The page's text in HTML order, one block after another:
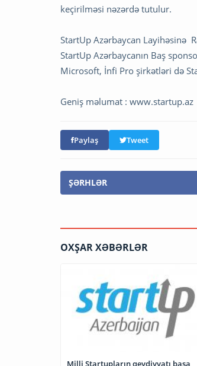
keçirilməsi nəzərdə tutulur.
StartUp Azərbaycan Layihəsinə
StartUp Azərbaycanın Baş
Microsoft, İnfi Pro şirkətləri də
Geniş məlumat : www.startup.az
Paylaş Tweet
ŞƏRHLƏR
OXŞAR XƏBƏRLƏR
Milli Startupların qeydiyyatı başa